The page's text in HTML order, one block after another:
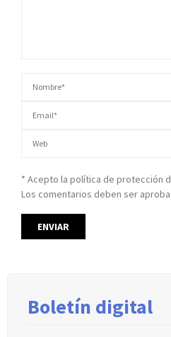
* Acepto la política de protección
Los comentarios deben ser
Boletín digital